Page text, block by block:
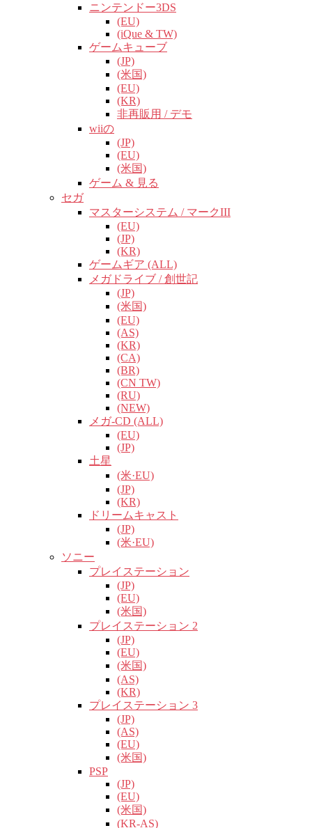
ニンテンドー3DS
(EU)
(iQue & TW)
ゲームキューブ
(JP)
(米国)
(EU)
(KR)
非再販用 / デモ
wiiの
(JP)
(EU)
(米国)
ゲーム & 見る
セガ
マスターシステム / マークIII
(EU)
(JP)
(KR)
ゲームギア (ALL)
メガドライブ / 創世記
(JP)
(米国)
(EU)
(AS)
(KR)
(CA)
(BR)
(CN TW)
(RU)
(NEW)
メガ-CD (ALL)
(EU)
(JP)
土星
(米·EU)
(JP)
(KR)
ドリームキャスト
(JP)
(米·EU)
ソニー
プレイステーション
(JP)
(EU)
(米国)
プレイステーション 2
(JP)
(EU)
(米国)
(AS)
(KR)
プレイステーション 3
(JP)
(AS)
(EU)
(米国)
PSP
(JP)
(EU)
(米国)
(KR-AS)